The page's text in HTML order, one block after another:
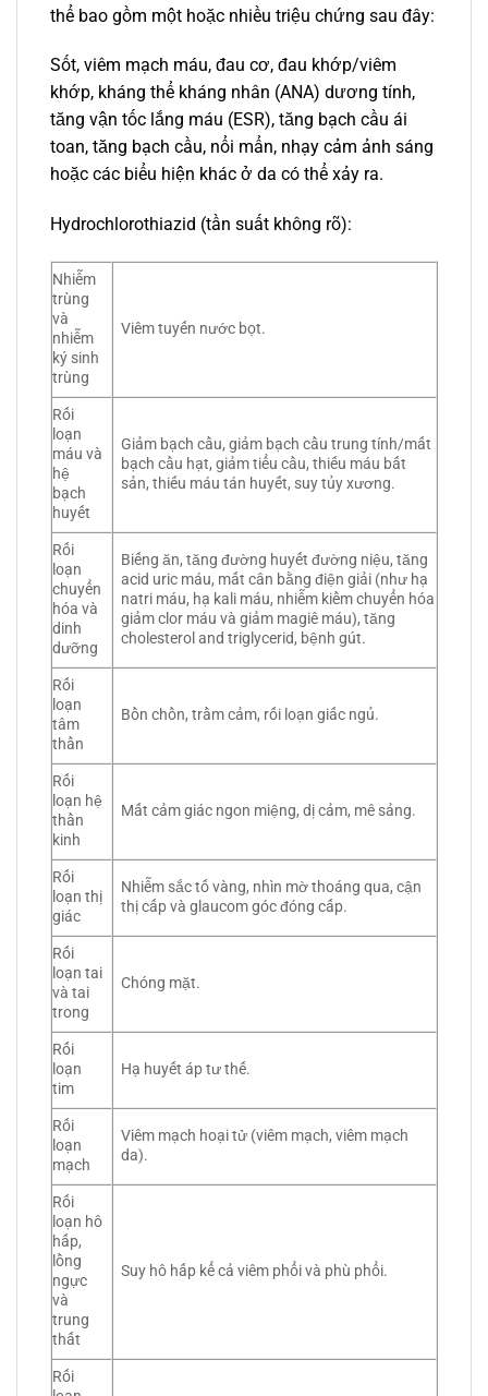
thể bao gồm một hoặc nhiều triệu chứng sau đây:
Sốt, viêm mạch máu, đau cơ, đau khớp/viêm
khớp, kháng thể kháng nhân (ANA) dương tính,
tăng vận tốc lắng máu (ESR), tăng bạch cầu ái
toan, tăng bạch cầu, nổi mẩn, nhạy cảm ảnh sáng
hoặc các biểu hiện khác ở da có thể xảy ra.
Hydrochlorothiazid (tần suất không rõ):
Nhiễm
trùng
và
nhiễm
ký sinh
trùng
Viêm tuyến nước bọt.
Rối
loạn
máu và
hệ
bạch
huyết
Giảm bạch cầu, giảm bạch cầu trung tính/mất
bạch cầu hạt, giảm tiểu cầu, thiếu máu bất
sản, thiếu máu tán huyết, suy tủy xương.
Rối
loạn
chuyển
hóa và
dinh
dưỡng
Biếng ăn, tăng đường huyết đường niệu, tăng
acid uric máu, mất cân bằng điện giải (như hạ
natri máu, hạ kali máu, nhiễm kiềm chuyển hóa
giảm clor máu và giảm magiê máu), tăng
cholesterol and triglycerid, bệnh gút.
Rối
loạn
tâm
thần
Bồn chồn, trầm cảm, rối loạn giấc ngủ.
Rối
loạn hệ
thần
kinh
Mất cảm giác ngon miệng, dị cảm, mê sảng.
Rối
loạn thị
giác
Nhiễm sắc tố vàng, nhìn mờ thoáng qua, cận
thị cấp và glaucom góc đóng cấp.
Rối
loạn tai
và tai
trong
Chóng mặt.
Rối
loạn
tim
Hạ huyết áp tư thế.
Rối
loạn
mạch
Viêm mạch hoại tử (viêm mạch, viêm mạch
da).
Rối
loạn hô
hấp,
lồng
ngực
và
trung
thất
Suy hô hấp kể cả viêm phổi và phù phổi.
Rối